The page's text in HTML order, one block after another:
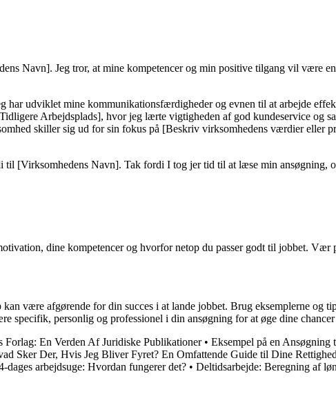
Navn]. Jeg tror, at mine kompetencer og min positive tilgang vil være
har udviklet mine kommunikationsfærdigheder og evnen til at arbejde
Arbejdsplads], hvor jeg lærte vigtigheden af god kundeservice og
skiller sig ud for sin fokus på [Beskriv virksomhedens værdier eller
[Virksomhedens Navn]. Tak fordi I tog jer tid til at læse min ansøgning,
dine kompetencer og hvorfor netop du passer godt til jobbet. Vær
være afgørende for din succes i at lande jobbet. Brug eksemplerne og
specifik, personlig og professionel i din ansøgning for at øge dine
En Verden Af Juridiske Publikationer• Eksempel på en Ansøgning
Sker Der, Hvis Jeg Bliver Fyret? En Omfattende Guide til Dine
dages arbejdsuge: Hvordan fungerer det? • Deltidsarbejde: Beregning af